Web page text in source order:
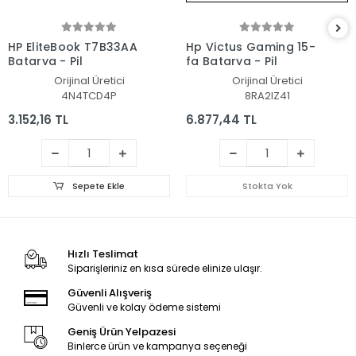
HP EliteBook T7B33AA
Batarya - Pil
Orijinal Üretici
4N4TCD4P
3.152,16 TL
Sepete Ekle
Hp Victus Gaming 15-
fa Batarya - Pil
Orijinal Üretici
8RA2IZ41
6.877,44 TL
Stokta Yok
Hızlı Teslimat
Siparişleriniz en kısa sürede elinize ulaşır.
Güvenli Alışveriş
Güvenli ve kolay ödeme sistemi
Geniş Ürün Yelpazesi
Binlerce ürün ve kampanya seçeneği